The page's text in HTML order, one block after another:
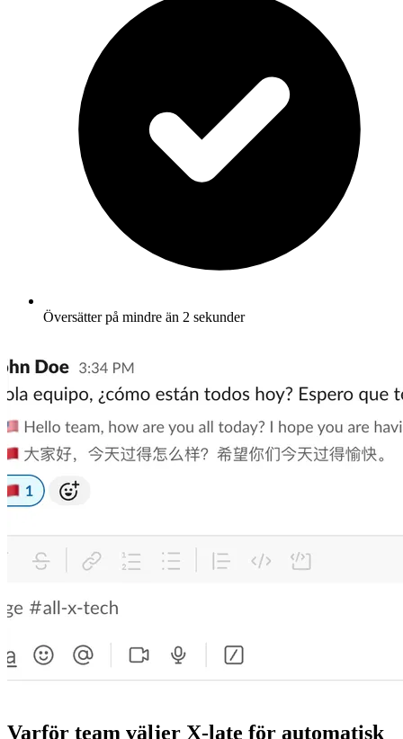
Översätter på mindre än 2 sekunder
Varför team väljer X-late för automatisk